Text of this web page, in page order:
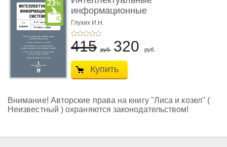
информационные
системы. 2-е и ...
Глухих И.Н.
415 руб. 320 руб.
Купить
Внимание! Авторские права на книгу "Лиса и козел" (
Неизвестный ) охраняются законодательством!